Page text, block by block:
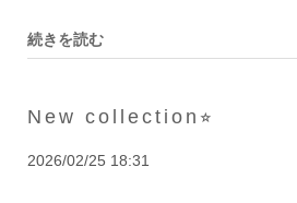
続きを読む
New collection⭐︎
2026/02/25 18:31